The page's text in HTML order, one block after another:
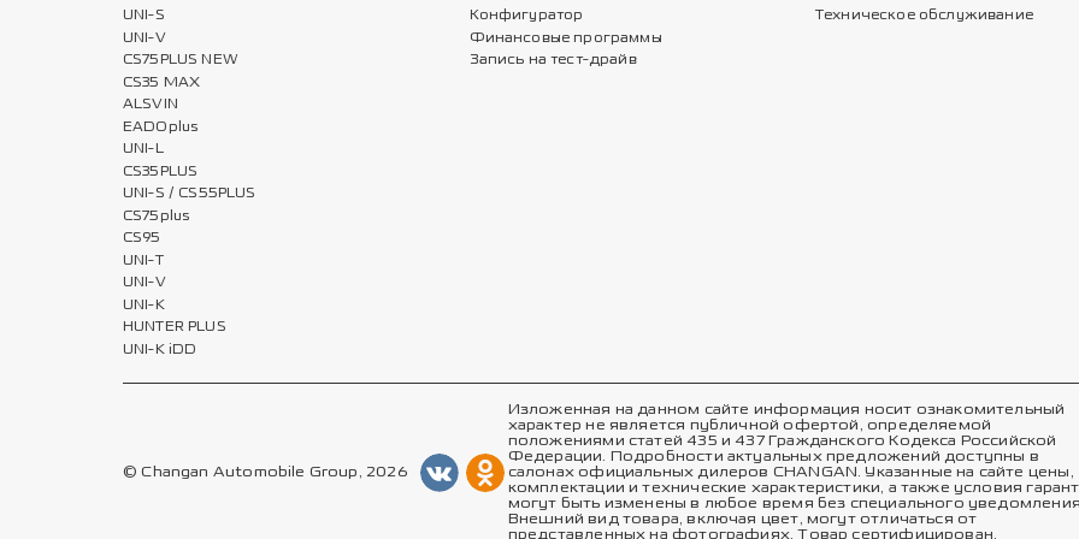
UNI-S
UNI-V
CS75PLUS NEW
CS35 MAX
ALSVIN
EADOplus
UNI-L
CS35PLUS
UNI-S / CS55PLUS
CS75plus
CS95
UNI-T
UNI-V
UNI-K
HUNTER PLUS
UNI-K iDD
Конфигуратор
Финансовые программы
Запись на тест-драйв
Техническое обслуживание
© Changan Automobile Group, 2026
Изложенная на данном сайте информация носит ознакомительный
характер не является публичной офертой, определяемой
положениями статей 435 и 437 Гражданского Кодекса Российской
Федерации. Подробности актуальных предложений доступны в
салонах официальных дилеров CHANGAN. Указанные на сайте цены,
комплектации и технические характеристики, а также условия
могут быть изменены в любое время без специального
Внешний вид товара, включая цвет, могут отличаться от
представленных на фотографиях. Товар сертифицирован.